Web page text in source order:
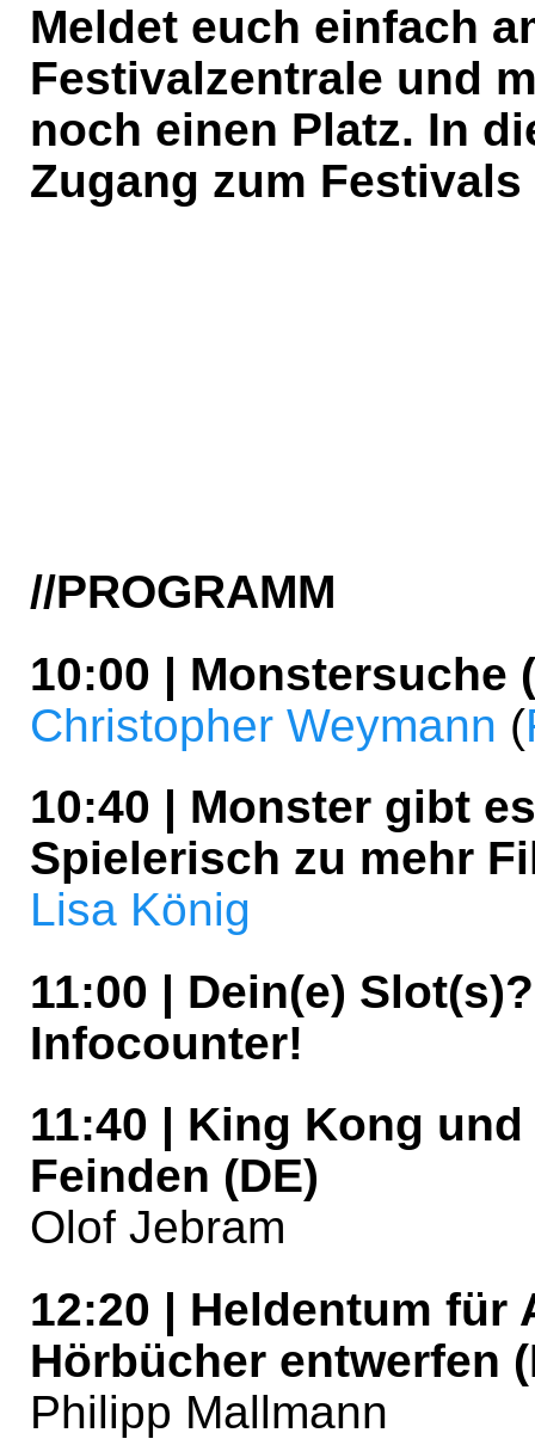
Meldet euch einfach
Festivalzentrale und
noch einen Platz. In
Zugang zum
//PROGRAMM
10:00 | Monstersuche
Christopher Weymann (
10:40 | Monster gibt
Spielerisch zu mehr
Lisa König
11:00 | Dein(e)
Infocounter!
11:40 | King Kong
Feinden (DE)
Olof Jebram
12:20 | Heldentum für
Hörbücher entwerfen
Philipp Mallmann